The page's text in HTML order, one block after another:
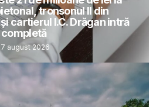
tronsonul II din
cartierul I.C. Drăgan intră
7 august 2026